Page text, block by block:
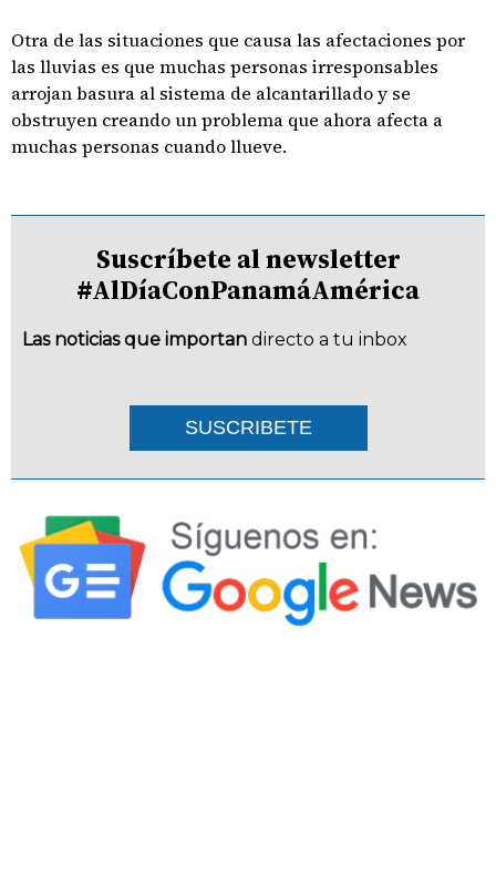
Otra de las situaciones que causa las afectaciones por
las lluvias es que muchas personas irresponsables
arrojan basura al sistema de alcantarillado y se
obstruyen creando un problema que ahora afecta a
muchas personas cuando llueve.
Suscríbete al newsletter
#AlDíaConPanamáAmérica
Las noticias que importan directo a tu inbox
SUSCRIBETE